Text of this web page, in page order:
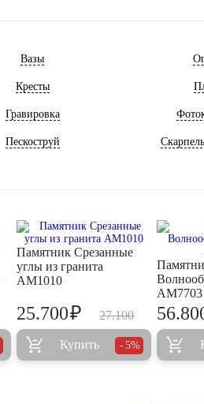
Вазы
Кресты
Гравировка
Пескоструй
Памятник Срезанные
углы из гранита
AM1010
27.100
25.700₽
Купить 5%
AM7703